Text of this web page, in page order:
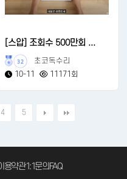
[스압] 조회수 500만회 ...
32
초코독수리
10-11
11171회
4 5
용약관1:1문의FAQ